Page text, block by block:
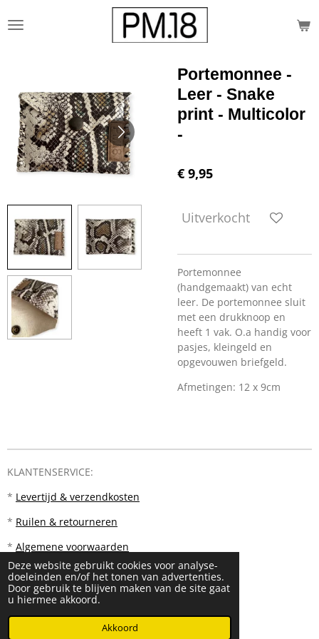
Deze website gebruikt cookies voor analyse-
doeleinden en/of het tonen van advertenties.
Door gebruik te blijven maken van de site gaat
u hiermee akkoord.
Akkoord
direct
Portemonnee -
Leer - Snake
print - Multicolor
-
€ 9,95
Uitverkocht
Portemonnee
(handgemaakt) van echt
leer. De portemonnee sluit
met een drukknoop en
heeft 1 vak. O.a handig voor
pasjes, kleingeld en
opgevouwen briefgeld.
Afmetingen: 12 x 9cm
KLANTENSERVICE:
* Levertijd & verzendkosten
* Ruilen & retourneren
* Algemene voorwaarden